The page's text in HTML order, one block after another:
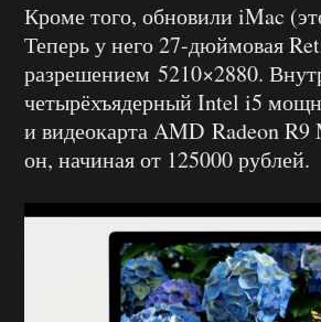
Кроме того, обновили iMac
Теперь у него 27-дюймовая
разрешением 5210×2880.
четырёхъядерный Intel i5
и видеокарта AMD Radeon
он, начиная от 125000 рублей.